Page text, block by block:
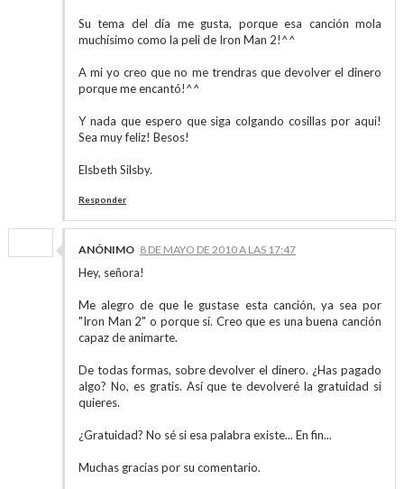
Su tema del día me gusta, porque esa canción mola
muchísimo como la peli de Iron Man 2!^^
A mi yo creo que no me trendras que devolver el dinero
porque me encantó!^^
Y nada que espero que siga colgando cosillas por aqui!
Sea muy feliz! Besos!
Elsbeth Silsby.
Responder
ANÓNIMO 8 DE MAYO DE 2010 A LAS 17:47
Hey, señora!
Me alegro de que le gustase esta canción, ya sea por
"Iron Man 2" o porque sí. Creo que es una buena canción
capaz de animarte.
De todas formas, sobre devolver el dinero. ¿Has pagado
algo? No, es gratis. Así que te devolveré la gratuidad si
quieres.
¿Gratuidad? No sé si esa palabra existe... En fin...
Muchas gracias por su comentario.